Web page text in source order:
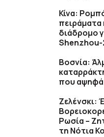
Κίνα:
πειράματα
διάδρομο
Shenzhou-
Βοσνία:
που
Ζελένσκι:
Ρωσία –
τη Νότια